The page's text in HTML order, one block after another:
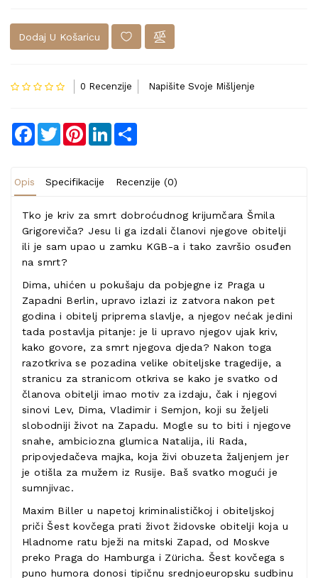
Dodaj U Košaricu
0 Recenzije Napišite Svoje Mišljenje
Facebook
TwitterPinterestLinkedIn
Opis Specifikacije Recenzije (0)
Tko je kriv za smrt dobroćudnog krijumčara Šmila
Grigoreviča? Jesu li ga izdali članovi njegove obitelji
ili je sam upao u zamku KGB-a i tako završio osuđen
na smrt?
Dima, uhićen u pokušaju da pobjegne iz Praga u
Zapadni Berlin, upravo izlazi iz zatvora nakon pet
godina i obitelj priprema slavlje, a njegov nećak jedini
tada postavlja pitanje: je li upravo njegov ujak kriv,
kako govore, za smrt njegova djeda? Nakon toga
razotkriva se pozadina velike obiteljske tragedije, a
stranicu za stranicom otkriva se kako je svatko od
članova obitelji imao motiv za izdaju, čak i njegovi
sinovi Lev, Dima, Vladimir i Semjon, koji su željeli
slobodniji život na Zapadu. Mogle su to biti i njegove
snahe, ambiciozna glumica Natalija, ili Rada,
pripovjedačeva majka, koja živi obuzeta žaljenjem jer
je otišla za mužem iz Rusije. Baš svatko mogući je
sumnjivac.
Maxim Biller u napetoj kriminalističkoj i obiteljskoj
priči Šest kovčega prati život židovske obitelji koja u
Hladnome ratu bježi na mitski Zapad, od Moskve
preko Praga do Hamburga i Züricha. Šest kovčega s
puno humora donosi tipičnu srednjoeuropsku sudbinu